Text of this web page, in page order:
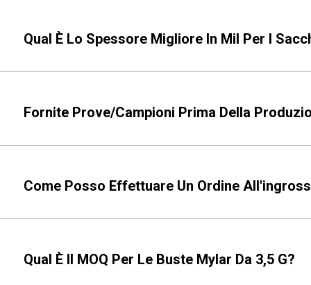
Qual È Lo Spessore Migliore In Mil Per I
Fornite Prove/campioni Prima Della
Come Posso Effettuare Un Ordine
Qual È Il MOQ Per Le Buste Mylar Da 3,5 G?